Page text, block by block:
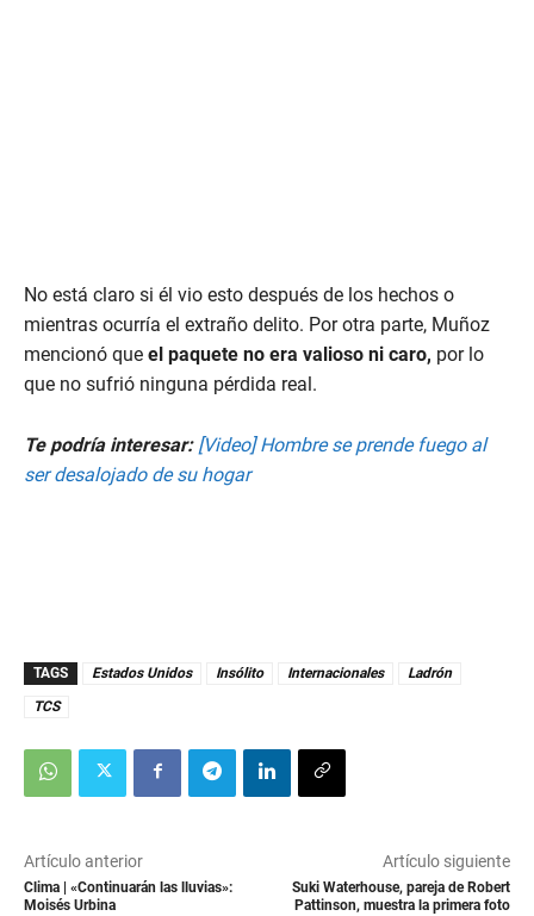
No está claro si él vio esto después de los hechos o
mientras ocurría el extraño delito. Por otra parte, Muñoz
mencionó que el paquete no era valioso ni caro, por lo
que no sufrió ninguna pérdida real.
Te podría interesar: [Video] Hombre se prende fuego al
ser desalojado de su hogar
TAGS Estados Unidos Insólito Internacionales
Ladrón
TCS
Artículo anterior
Clima | «Continuarán las lluvias»:
Moisés Urbina
Artículo siguiente
Suki Waterhouse, pareja de Robert
Pattinson, muestra la primera foto